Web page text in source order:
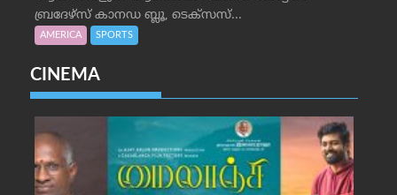
ബ്രദേഴ്‌സ് കാനഡ ബ്ലൂ, ടെക്‌സസ്...
AMERICA SPORTS
CINEMA